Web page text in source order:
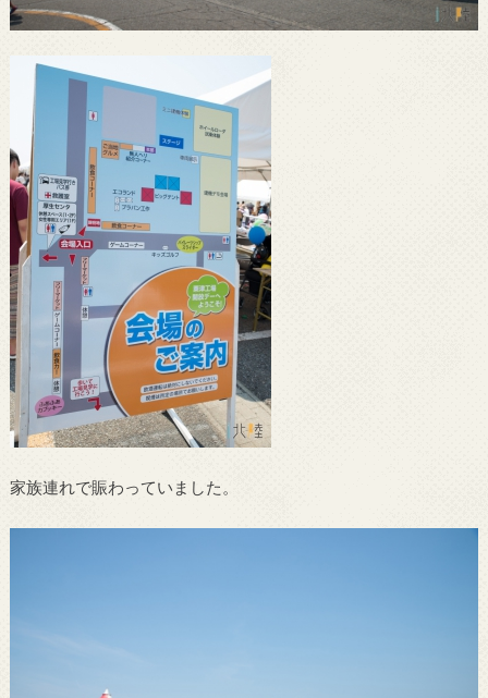
家族連れで賑わっていました。